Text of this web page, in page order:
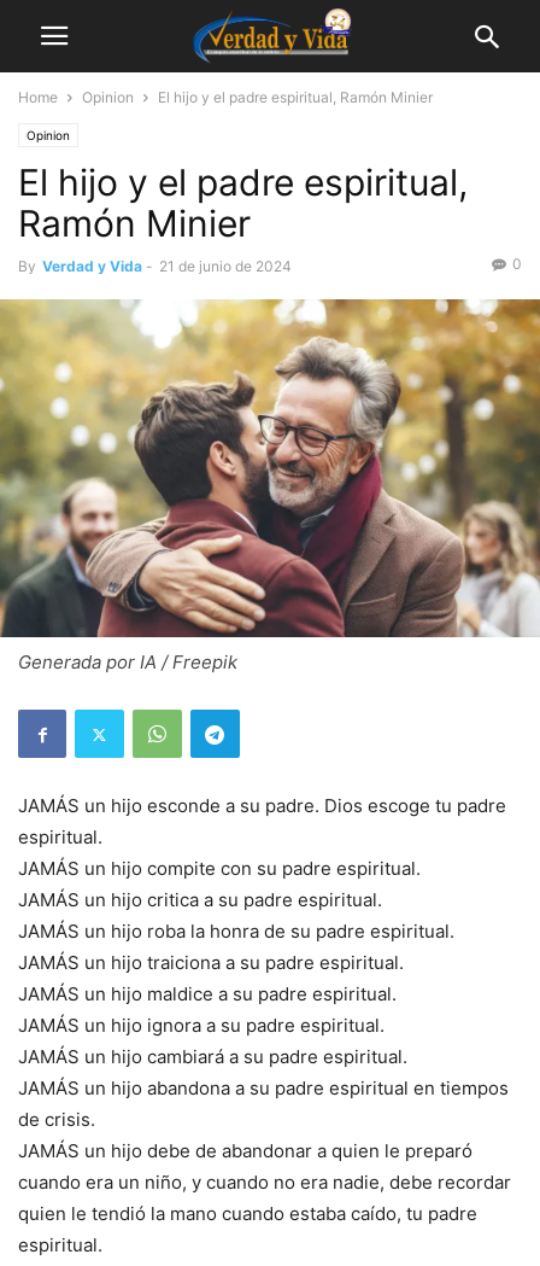
Home Opinion El hijo y el padre espiritual, Ramón Minier
Opinion
El hijo y el padre espiritual,
Ramón Minier
By Verdad y Vida - 21 de junio de 2024 0
Generada por IA / Freepik
JAMÁS un hijo esconde a su padre. Dios escoge tu padre
espiritual.
JAMÁS un hijo compite con su padre espiritual.
JAMÁS un hijo critica a su padre espiritual.
JAMÁS un hijo roba la honra de su padre espiritual.
JAMÁS un hijo traiciona a su padre espiritual.
JAMÁS un hijo maldice a su padre espiritual.
JAMÁS un hijo ignora a su padre espiritual.
JAMÁS un hijo cambiará a su padre espiritual.
JAMÁS un hijo abandona a su padre espiritual en tiempos
de crisis.
JAMÁS un hijo debe de abandonar a quien le preparó
cuando era un niño, y cuando no era nadie, debe recordar
quien le tendió la mano cuando estaba caído, tu padre
espiritual.